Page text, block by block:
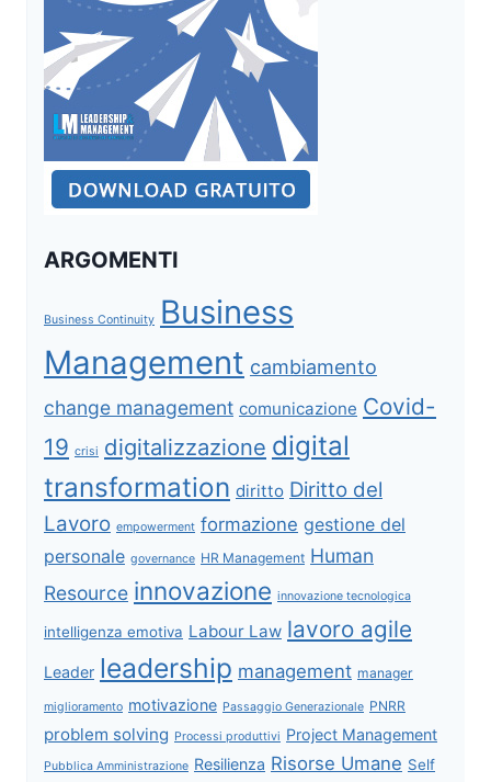
ARGOMENTI
Business Continuity Business
Management cambiamento
change management comunicazione Covid-
19 crisi digitalizzazione digital
transformation diritto Diritto del
Lavoro empowerment formazione gestione del
personale governance HR Management Human
Resource innovazione innovazione tecnologica
intelligenza emotiva Labour Law lavoro agile
Leader leadership management manager
miglioramento motivazione Passaggio Generazionale PNRR
problem solving Processi produttivi Project Management
Pubblica Amministrazione Resilienza Risorse Umane Self